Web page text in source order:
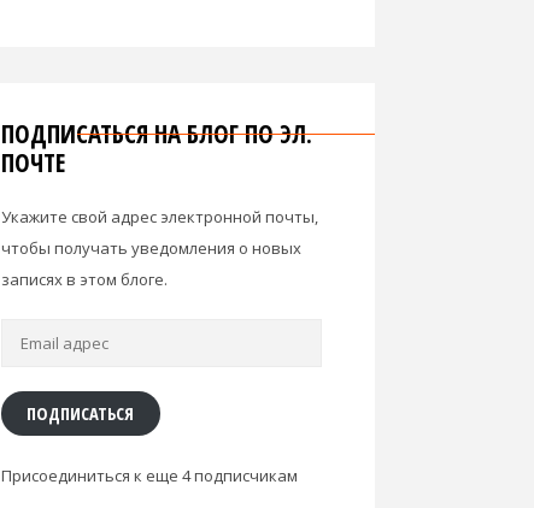
ПОДПИСАТЬСЯ НА БЛОГ ПО ЭЛ.
ПОЧТЕ
Укажите свой адрес электронной почты,
чтобы получать уведомления о новых
записях в этом блоге.
ПОДПИСАТЬСЯ
Присоединиться к еще 4 подписчикам